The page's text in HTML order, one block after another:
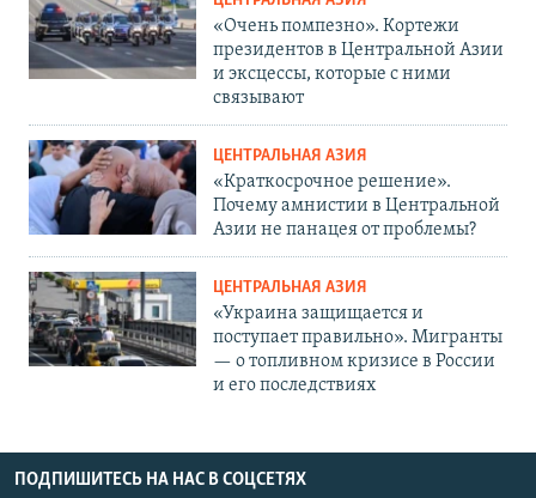
«Очень помпезно». Кортежи
президентов в Центральной Азии
и эксцессы, которые с ними
связывают
ЦЕНТРАЛЬНАЯ АЗИЯ
«Краткосрочное решение».
Почему амнистии в Центральной
Азии не панацея от проблемы?
ЦЕНТРАЛЬНАЯ АЗИЯ
«Украина защищается и
поступает правильно». Мигранты
— о топливном кризисе в России
и его последствиях
ПОДПИШИТЕСЬ НА НАС В СОЦСЕТЯХ